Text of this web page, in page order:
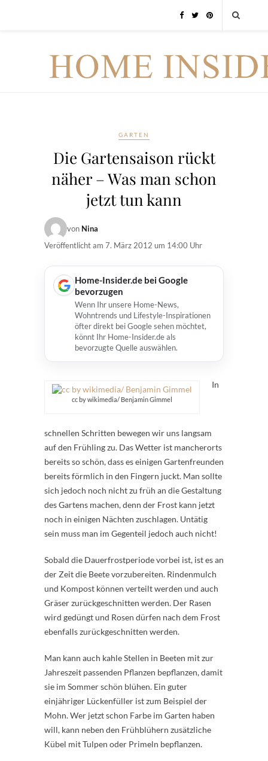
GARTEN
Die Gartensaison rückt
näher – Was man schon
jetzt tun kann
von Nina
Veröffentlicht am 7. März 2012 um 14:00 Uhr
Home-Insider.de bei Google
bevorzugen
Wenn Ihr unsere Home-News,
Wohntrends und Lifestyle-Inspirationen
öfter direkt bei Google sehen möchtet,
könnt Ihr Home-Insider.de als
bevorzugte Quelle auswählen.
cc by wikimedia/ Benjamin Gimmel
In
schnellen Schritten bewegen wir uns langsam
auf den Frühling zu. Das Wetter ist mancherorts
bereits so schön, dass es einigen Gartenfreunden
bereits förmlich in den Fingern juckt. Man sollte
sich jedoch noch nicht zu früh an die Gestaltung
des Gartens machen, denn der Frost kann jetzt
noch in einigen Nächten zuschlagen. Untätig
sein muss man im Gegenteil jedoch auch nicht!
Sobald die Dauerfrostperiode vorbei ist, ist es an
der Zeit die Beete vorzubereiten. Rindenmulch
und Kompost können verteilt werden und auch
Gräser zurückgeschnitten werden. Der Rasen
wird gedüngt und Rosen dürfen nach dem Frost
ebenfalls zurückgeschnitten werden.
Man kann auch kahle Stellen in Beeten mit zur
Jahreszeit passenden Pflanzen bepflanzen, damit
sie im Sommer schön blühen. Ein guter
einjähriger Lückenfüller ist zum Beispiel der
Mohn. Wer jetzt schon Farbe im Garten haben
will, kann neben den Frühblühern zusätzliche
Kübel mit Tulpen oder Primeln bepflanzen.